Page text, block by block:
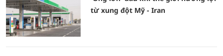
từ xung đột Mỹ - Iran